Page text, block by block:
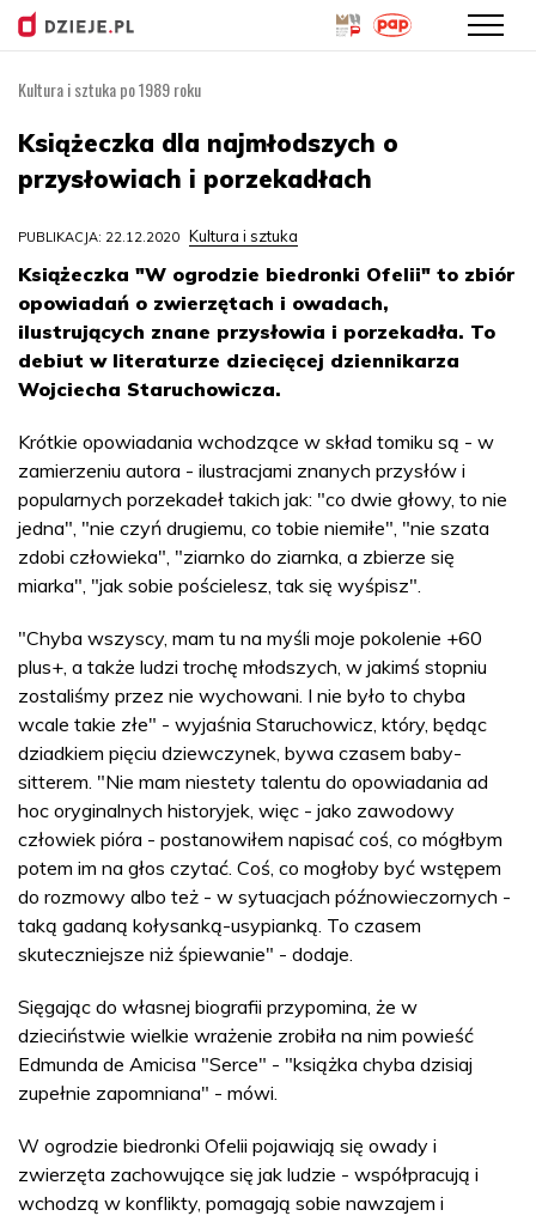
treści
Kultura i sztuka po 1989 roku
Książeczka dla najmłodszych o
przysłowiach i porzekadłach
PUBLIKACJA: 22.12.2020 Kultura i sztuka
Książeczka "W ogrodzie biedronki Ofelii" to zbiór
opowiadań o zwierzętach i owadach,
ilustrujących znane przysłowia i porzekadła. To
debiut w literaturze dziecięcej dziennikarza
Wojciecha Staruchowicza.
Krótkie opowiadania wchodzące w skład tomiku są - w
zamierzeniu autora - ilustracjami znanych przysłów i
popularnych porzekadeł takich jak: "co dwie głowy, to nie
jedna", "nie czyń drugiemu, co tobie niemiłe", "nie szata
zdobi człowieka", "ziarnko do ziarnka, a zbierze się
miarka", "jak sobie pościelesz, tak się wyśpisz".
"Chyba wszyscy, mam tu na myśli moje pokolenie +60
plus+, a także ludzi trochę młodszych, w jakimś stopniu
zostaliśmy przez nie wychowani. I nie było to chyba
wcale takie złe" - wyjaśnia Staruchowicz, który, będąc
dziadkiem pięciu dziewczynek, bywa czasem baby-
sitterem. "Nie mam niestety talentu do opowiadania ad
hoc oryginalnych historyjek, więc - jako zawodowy
człowiek pióra - postanowiłem napisać coś, co mógłbym
potem im na głos czytać. Coś, co mogłoby być wstępem
do rozmowy albo też - w sytuacjach późnowieczornych -
taką gadaną kołysanką-usypianką. To czasem
skuteczniejsze niż śpiewanie" - dodaje.
Sięgając do własnej biografii przypomina, że w
dzieciństwie wielkie wrażenie zrobiła na nim powieść
Edmunda de Amicisa "Serce" - "książka chyba dzisiaj
zupełnie zapomniana" - mówi.
W ogrodzie biedronki Ofelii pojawiają się owady i
zwierzęta zachowujące się jak ludzie - współpracują i
wchodzą w konflikty, pomagają sobie nawzajem i